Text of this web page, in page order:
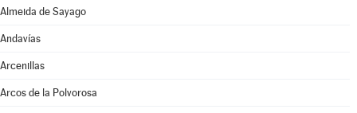
Almeida de Sayago
Andavías
Arcenillas
Arcos de la Polvorosa